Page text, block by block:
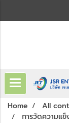
Home All
การวัดความแ